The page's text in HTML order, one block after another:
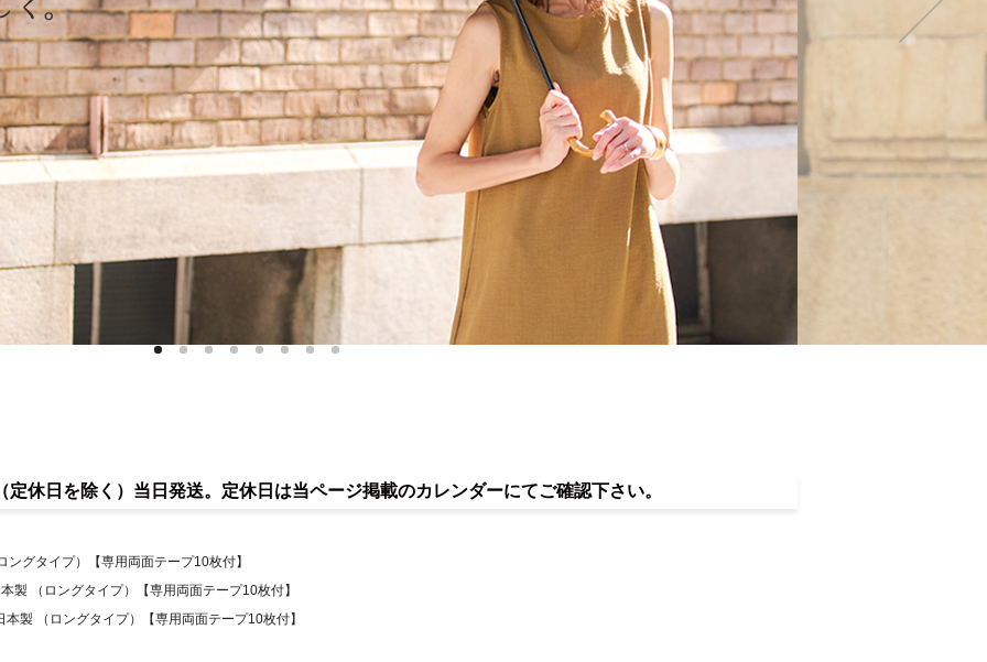
たたま
定休日を除く）当日発送。定休日は当ページ掲載のカレンダーにてご確認下さい。
ングタイプ）【専用両面テープ10枚付】
製 （ロングタイプ）【専用両面テープ10枚付】
本製 （ロングタイプ）【専用両面テープ10枚付】